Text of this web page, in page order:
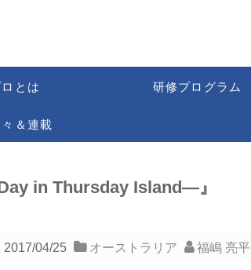
とは 研修プログラム
＆連載
in Thursday Island―』
2017/04/25 オーストラリア 福嶋 亮平